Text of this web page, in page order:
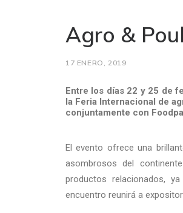
Agro &
17 ENERO, 2019
Entre los días 22 y 25 de
la Feria Internacional de
conjuntamente con
El evento ofrece una
asombrosos del
productos relacionados,
encuentro reunirá a